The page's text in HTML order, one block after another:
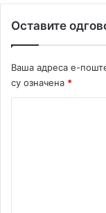
Оставите
Ваша адреса е-
су означена *